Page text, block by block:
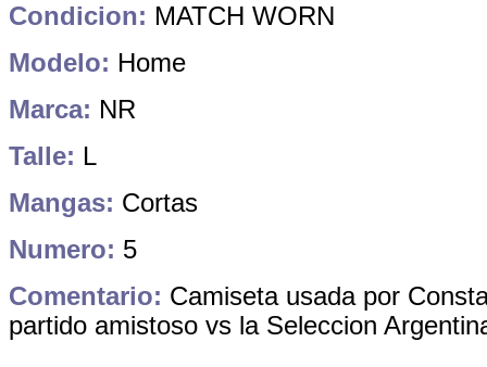
Condicion: MATCH WORN
Modelo: Home
Marca: NR
Talle: L
Mangas: Cortas
Numero: 5
Comentario: Camiseta usada por
partido amistoso vs la Seleccion